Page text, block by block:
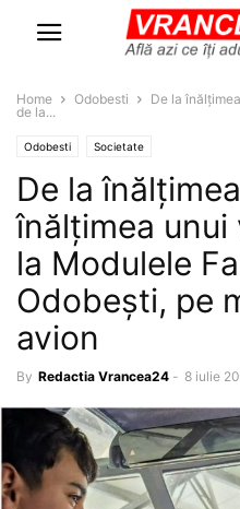
Home Odobesti
De la
de la...
Odobesti Societate
De la
înălțimea
la Modulele
Odobești, pe
avion
By Redactia Vrancea24 - 8 iulie